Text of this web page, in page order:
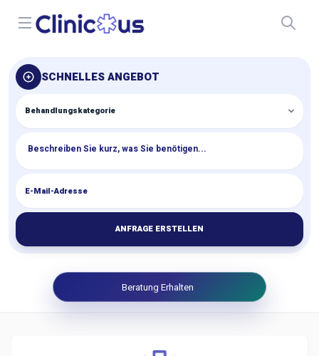
Open menu
SCHNELLES ANGEBOT
ANFRAGE ERSTELLEN
Beratung Erhalten